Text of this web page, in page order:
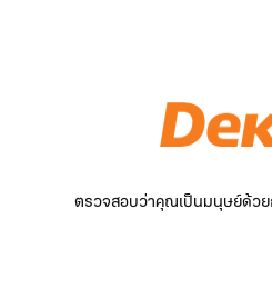
ตรวจสอบว่าคุณเป็นมนุษย์ด้วย